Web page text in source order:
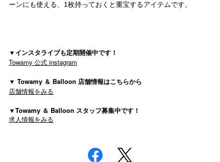
ーンにも使える、1枚持っておくと重宝するアイテムです。
▼インスタライブも定期開催中です！
Towamy 公式 instagram
▼ Towamy ＆ Balloon 店舗情報はこちらから
店舗情報をみる
▼Towamy ＆ Balloon スタッフ募集中です！
求人情報をみる